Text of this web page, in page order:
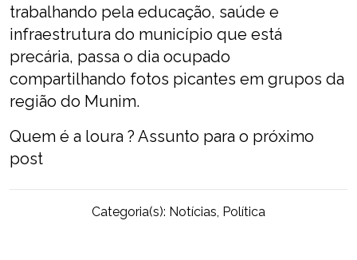
trabalhando pela educação, saúde e
infraestrutura do município que está
precária, passa o dia ocupado
compartilhando fotos picantes em grupos da
região do Munim.
Quem é a loura ? Assunto para o próximo
post
Categoria(s): Notícias, Política